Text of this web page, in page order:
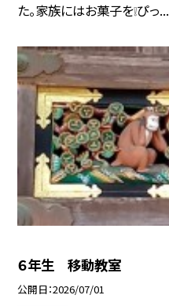
た。家族にはお菓子を❕ぴっ...
６年生 移動教室
公開日 2026/07/01